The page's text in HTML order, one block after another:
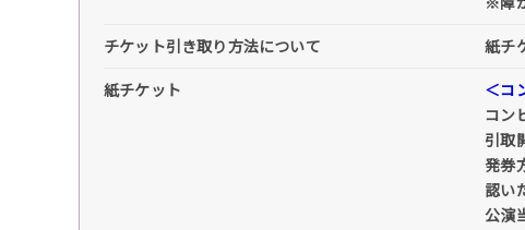
チケット引き取り方法について
紙チ
紙チケット
＜コ
コン
引取
発券
認い
公演